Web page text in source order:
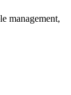
management,